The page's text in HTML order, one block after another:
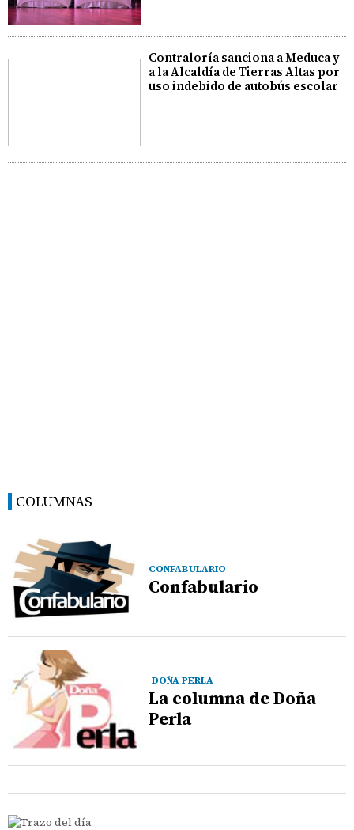
Contraloría sanciona a Meduca y
a la Alcaldía de Tierras Altas por
uso indebido de autobús escolar
COLUMNAS
CONFABULARIO
Confabulario
DOÑA PERLA
La columna de Doña
Perla